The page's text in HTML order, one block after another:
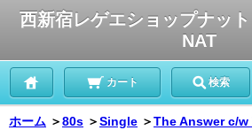
西新宿レゲエショップナッ
NAT
カート 検索
ホーム ＞80s ＞Single ＞The Answer c/